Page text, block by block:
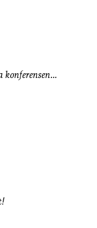
konferensen…